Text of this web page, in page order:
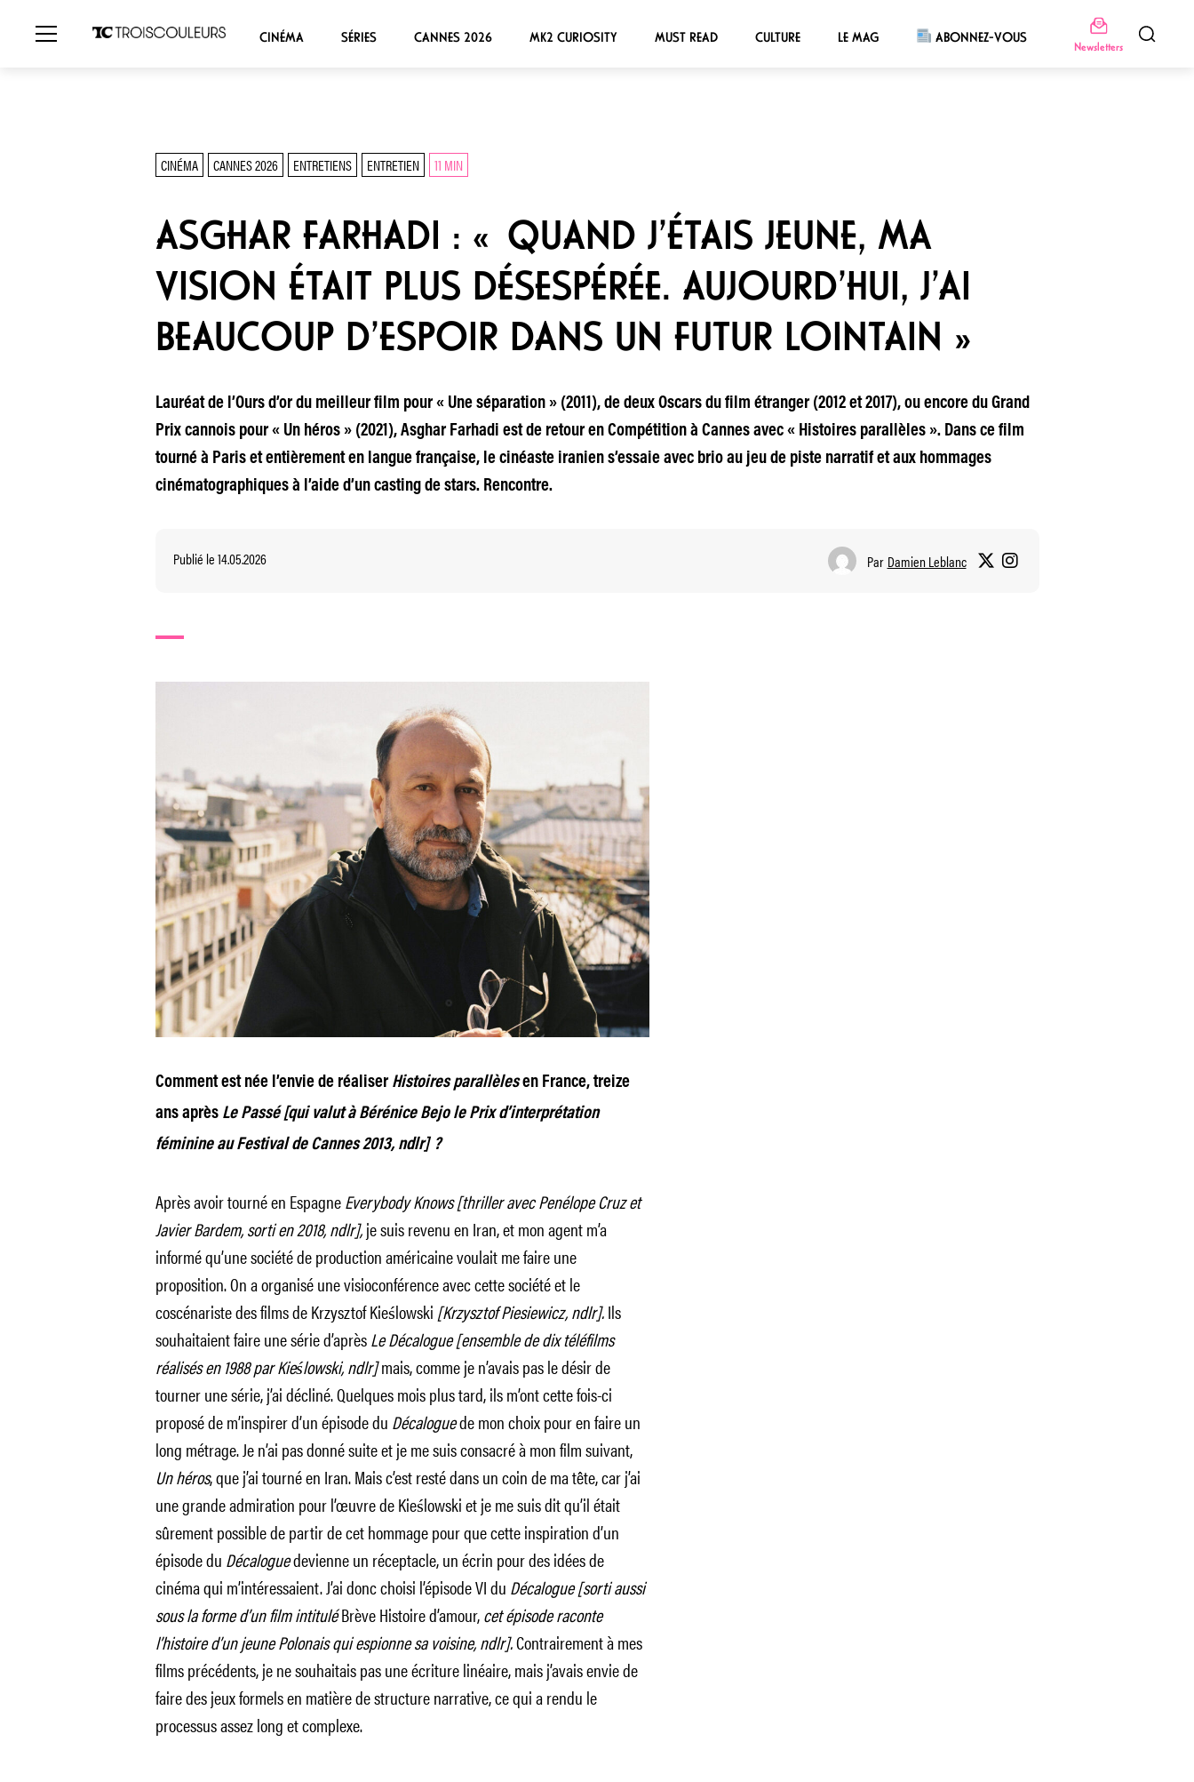
CINÉMA SÉRIES CANNES 2026 MK2 CURIOSITY MUST READ CULTURE LE MAG ABONNEZ-VOUS
Newsletters
CINÉMA CANNES 2026 ENTRETIENS ENTRETIEN 11 MIN
ASGHAR FARHADI : « QUAND J’ÉTAIS JEUNE, MA
VISION ÉTAIT PLUS DÉSESPÉRÉE. AUJOURD’HUI, J’AI
BEAUCOUP D’ESPOIR DANS UN FUTUR LOINTAIN »
Lauréat de l’Ours d’or du meilleur film pour « Une séparation » (2011), de deux Oscars du film étranger (2012 et 2017), ou encore du Grand
Prix cannois pour « Un héros » (2021), Asghar Farhadi est de retour en Compétition à Cannes avec « Histoires parallèles ». Dans ce film
tourné à Paris et entièrement en langue française, le cinéaste iranien s’essaie avec brio au jeu de piste narratif et aux hommages
cinématographiques à l’aide d’un casting de stars. Rencontre.
Publié le 14.05.2026 Par Damien Leblanc
Comment est née l’envie de réaliser Histoires parallèlesen France, treize
ans aprèsLe Passé [qui valut à Bérénice Bejo le Prix d’interprétation
féminine au Festival de Cannes 2013, ndlr] ?
Après avoir tourné en EspagneEverybody Knows [thriller avec Penélope Cruz et
Javier Bardem, sorti en 2018, ndlr],je suis revenu en Iran, et mon agent m’a
informé qu’une société de production américaine voulait me faire une
proposition. On a organisé une visioconférence avec cette société et le
coscénariste des films de Krzysztof Kieślowski [Krzysztof Piesiewicz, ndlr].Ils
souhaitaient faire une série d’aprèsLe Décalogue [ensemble de dix téléfilms
réalisés en 1988 par Kieślowski, ndlr]mais, comme je n’avais pas le désir de
tourner une série, j’ai décliné. Quelques mois plus tard, ils m’ont cette fois-ci
proposé de m’inspirer d’un épisode du Décaloguede mon choix pour en faire un
long métrage. Je n’ai pas donné suite et je me suis consacré à mon film suivant,
Un héros, que j’ai tourné en Iran. Mais c’est resté dans un coin de ma tête, car j’ai
une grande admiration pour l’œuvre de Kieślowski et je me suis dit qu’il était
sûrement possible de partir de cet hommage pour que cette inspiration d’un
épisode du Décaloguedevienne un réceptacle, un écrin pour des idées de
cinéma qui m’intéressaient. J’ai donc choisi l’épisode VI du Décalogue [sorti aussi
sous la forme d’un film intituléBrève Histoire d’amour,cet épisode raconte
l’histoire d’un jeune Polonais qui espionne sa voisine, ndlr].Contrairement à mes
films précédents, je ne souhaitais pas une écriture linéaire, mais j’avais envie de
faire des jeux formels en matière de structure narrative, ce qui a rendu le
processus assez long et complexe.